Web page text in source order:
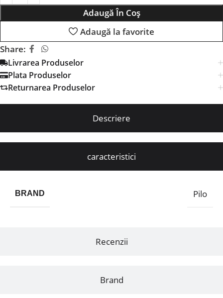
Adaugă În Coș
Adaugă la favorite
Share:
Livrarea Produselor
Plata Produselor
Returnarea Produselor
Descriere
caracteristici
Recenzii
Brand
BRAND Pilo